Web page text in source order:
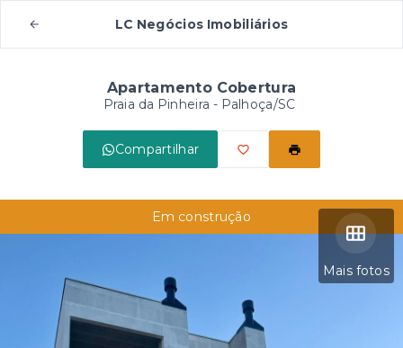
LC Negócios Imobiliários
Apartamento Cobertura
Praia da Pinheira - Palhoça/SC
Compartilhar
Mais fotos
Em construção